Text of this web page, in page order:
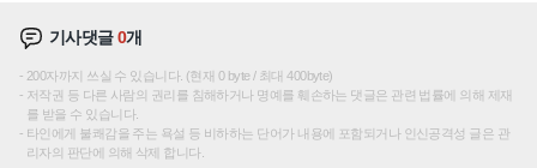
기사댓글0개
200자까지 쓰실 수 있습니다. (현재 0 byte / 최대 400byte)
저작권 등 다른 사람의 권리를 침해하거나 명예를 훼손하는 댓글은 관련 법률에 의해 제재
를 받을 수 있습니다.
타인에게 불쾌감을 주는 욕설 등 비하하는 단어가 내용에 포함되거나 인신공격성 글은 관
리자의 판단에 의해 삭제 합니다.